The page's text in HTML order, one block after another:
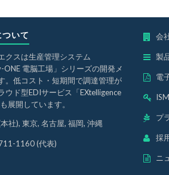
いて
クスは生産管理システム
ONE 電脳工場」シリーズの開発メ
。低コスト・短期間で調達管理が
ウド型EDIサービス「EXtelligence
展開しています。
社), 東京, 名古屋, 福岡, 沖縄
1160 (代表)
会
製
電
プ
採
ニ